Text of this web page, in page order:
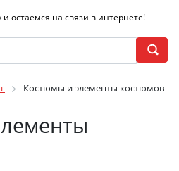
остаёмся на связи в интернете!
Костюмы и элементы костюмов